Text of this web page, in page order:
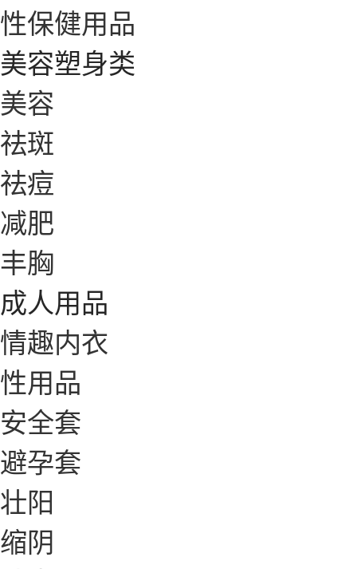
性保健用品
美容塑身类
美容
祛斑
祛痘
减肥
丰胸
成人用品
情趣内衣
性用品
安全套
避孕套
壮阳
缩阴